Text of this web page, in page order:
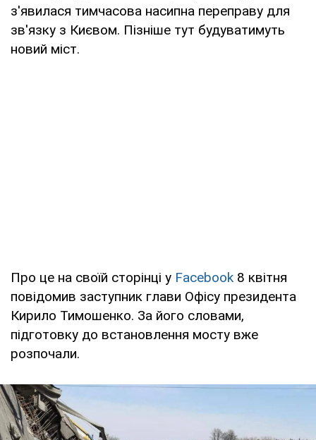
з'явилася тимчасова насипна переправу для
зв'язку з Києвом. Пізніше тут будуватимуть
новий міст.
Про це на своїй сторінці у Facebook 8 квітня
повідомив заступник глави Офісу президента
Кирило Тимошенко. За його словами,
підготовку до встановлення мосту вже
розпочали.